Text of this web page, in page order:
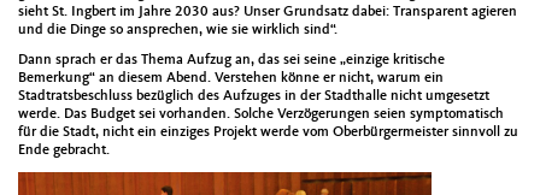
sieht St. Ingbert im Jahre 2030 aus? Unser Grundsatz dabei: Transparent agieren
und die Dinge so ansprechen, wie sie wirklich sind“.
Dann sprach er das Thema Aufzug an, das sei seine „einzige kritische
Bemerkung“ an diesem Abend. Verstehen könne er nicht, warum ein
Stadtratsbeschluss bezüglich des Aufzuges in der Stadthalle nicht umgesetzt
werde. Das Budget sei vorhanden. Solche Verzögerungen seien symptomatisch
für die Stadt, nicht ein einziges Projekt werde vom Oberbürgermeister sinnvoll zu
Ende gebracht.